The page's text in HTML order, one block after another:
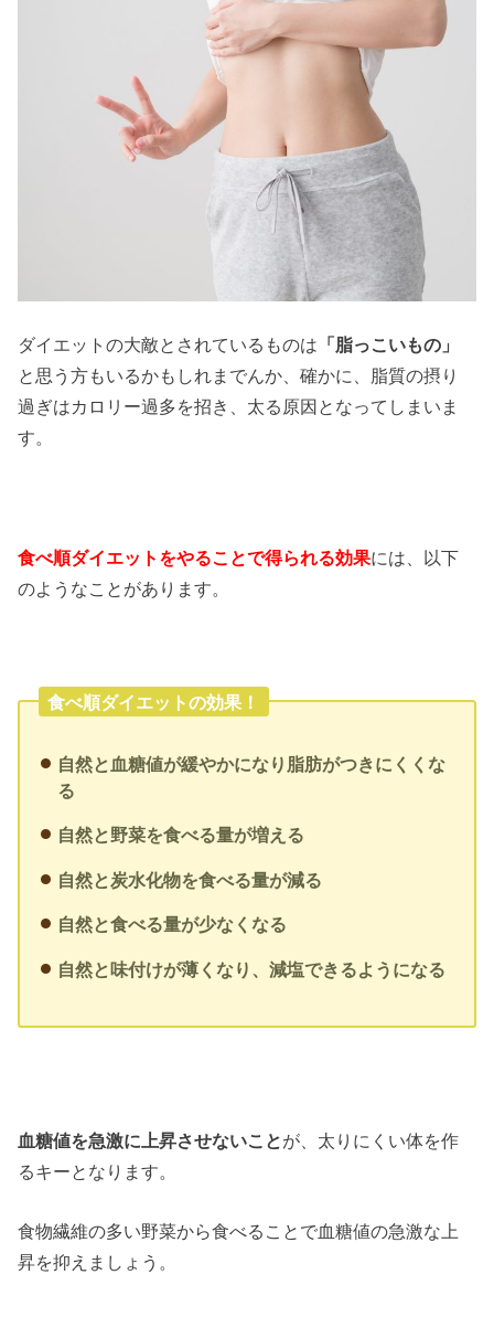
ダイエットの大敵とされているものは 「脂っこいもの」
と思う方もいるかもしれまでんか、確かに、脂質の摂り
過ぎはカロリー過多を招き、太る原因となってしまいま
す。
食べ順ダイエットをやることで得られる効果には、以下
のようなことがあります。
食べ順ダイエットの効果！
自然と血糖値が緩やかになり脂肪がつきにくくな
る
自然と野菜を食べる量が増える
自然と炭水化物を食べる量が減る
自然と食べる量が少なくなる
自然と味付けが薄くなり、減塩できるようになる
血糖値を急激に上昇させないことが、太りにくい体を作
るキーとなります。
食物繊維の多い野菜から食べることで血糖値の急激な上
昇を抑えましょう。